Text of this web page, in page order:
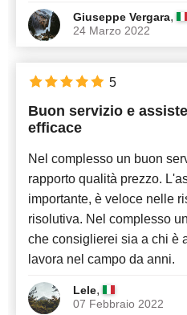
Giuseppe Vergara,
24 Marzo 2022
Buon servizio e
efficace
Nel complesso un buon
rapporto qualità prezzo.
importante, è veloce nelle
risolutiva. Nel complesso
che consiglierei sia a chi è
lavora nel campo da anni.
Lele,
07 Febbraio 2022
5